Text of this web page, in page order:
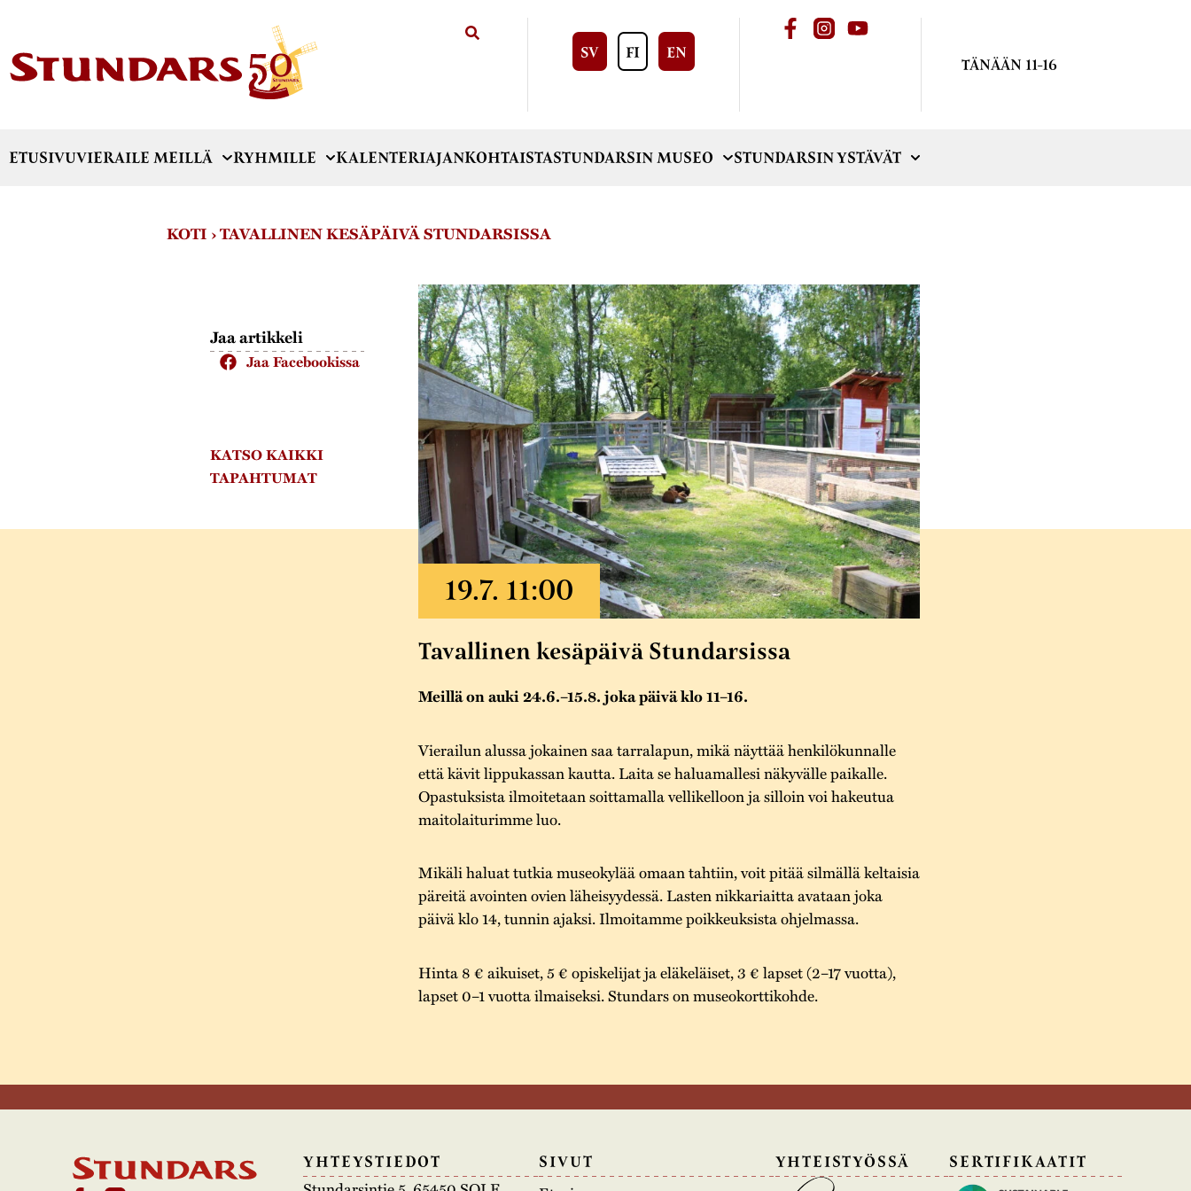
SV FI EN
TÄNÄÄN 11-16
ETUSIVUVIERAILE MEILLÄ RYHMILLE KALENTERIAJANKOHTAISTASTUNDARSIN MUSEO STUNDARSIN YSTÄVÄT
KOTI ›TAVALLINEN KESÄPÄIVÄ STUNDARSISSA
Jaa artikkeli
Jaa Facebookissa
KATSO KAIKKI
TAPAHTUMAT
Tavallinen kesäpäivä Stundarsissa
Meillä on auki 24.6.–15.8. joka päivä klo 11–16.
Vierailun alussa jokainen saa tarralapun, mikä näyttää henkilökunnalle
että kävit lippukassan kautta. Laita se haluamallesi näkyvälle paikalle.
Opastuksista ilmoitetaan soittamalla vellikelloon ja silloin voi hakeutua
maitolaiturimme luo.
Mikäli haluat tutkia museokylää omaan tahtiin, voit pitää silmällä keltaisia
päreitä avointen ovien läheisyydessä. Lasten nikkariaitta avataan joka
päivä klo 14, tunnin ajaksi. Ilmoitamme poikkeuksista ohjelmassa.
Hinta 8 € aikuiset, 5 € opiskelijat ja eläkeläiset, 3 € lapset (2–17 vuotta),
lapset 0–1 vuotta ilmaiseksi. Stundars on museokorttikohde.
YHTEYSTIEDOT SIVUT YHTEISTYÖSSÄ SERTIFIKAATIT